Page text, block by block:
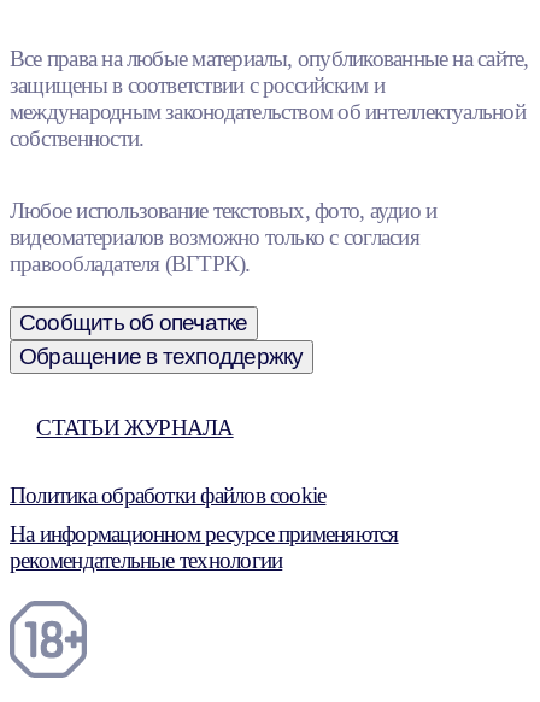
Все права на любые материалы, опубликованные на сайте,
защищены в соответствии с российским и
международным законодательством об интеллектуальной
собственности.
Любое использование текстовых, фото, аудио и
видеоматериалов возможно только с согласия
правообладателя (ВГТРК).
Сообщить об опечатке
Обращение в техподдержку
СТАТЬИ ЖУРНАЛА
Политика обработки файлов cookie
На информационном ресурсе применяются
рекомендательные технологии